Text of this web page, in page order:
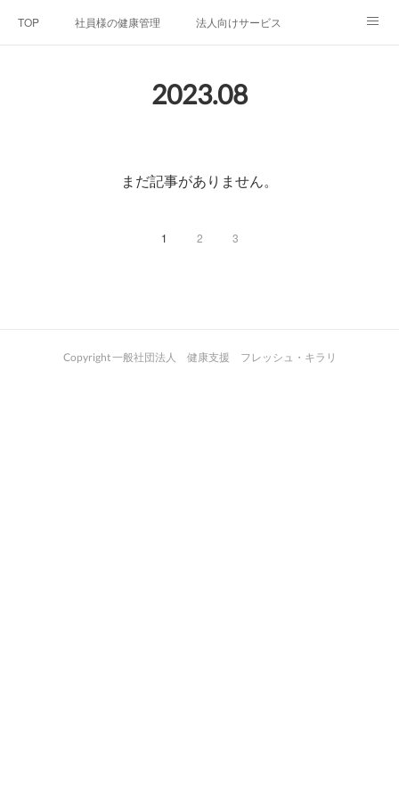
TOP 社員様の健康管理 法人向けサービス
プライバシーポリシー
2023.08
まだ記事がありません。
1 2 3
Copyright 一般社団法人 健康支援 フレッシュ・キラリ